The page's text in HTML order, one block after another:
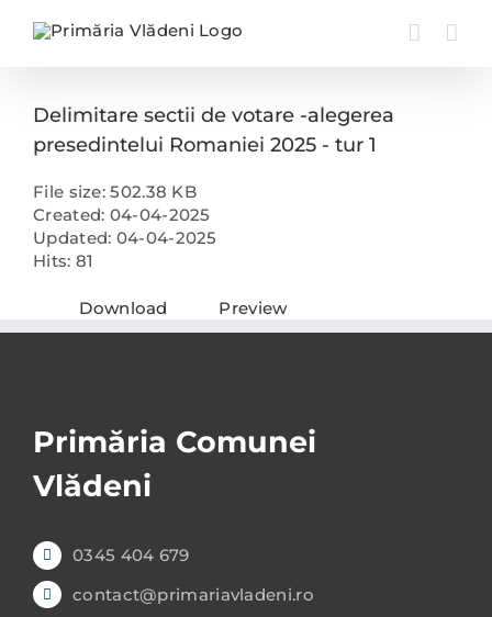
Delimitare sectii de votare -alegerea
presedintelui Romaniei 2025 - tur 1
File size: 502.38 KB
Created: 04-04-2025
Updated: 04-04-2025
Hits: 81
Download Preview
Primăria Comunei
Vlădeni
0345 404 679
contact@primariavladeni.ro